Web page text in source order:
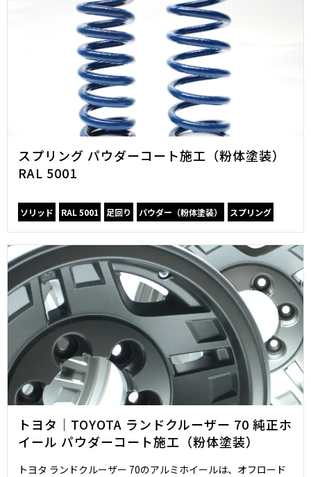
スプリング パウダーコート施工（粉体塗装）
RAL 5001
ソリッド RAL 5001 足回り パウダー（粉体塗装） スプリング
トヨタ｜TOYOTA ランドクルーザー 70 純正ホ
イール パウダーコート施工（粉体塗装）
トヨタ ランドクルーザー 70のアルミホイールは、オフロード